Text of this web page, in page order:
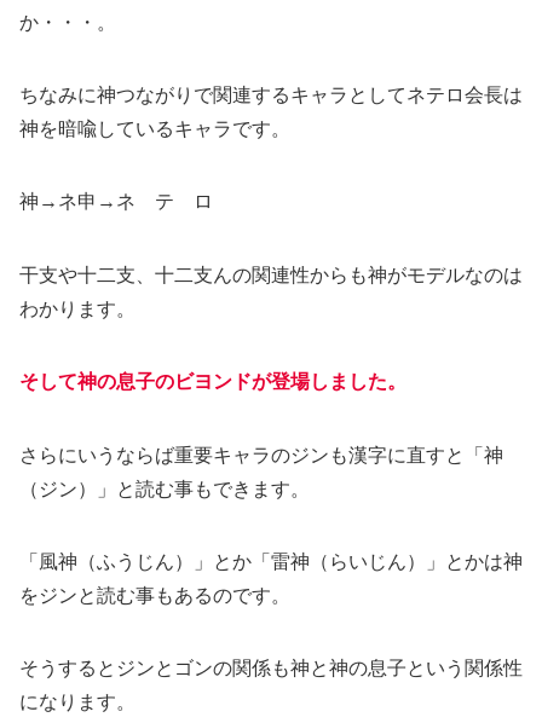
か・・・。
ちなみに神つながりで関連するキャラとしてネテロ会長は
神を暗喩しているキャラです。
神→ネ申→ネ テ ロ
干支や十二支、十二支んの関連性からも神がモデルなのは
わかります。
そして神の息子のビヨンドが登場しました。
さらにいうならば重要キャラのジンも漢字に直すと「神
（ジン）」と読む事もできます。
「風神（ふうじん）」とか「雷神（らいじん）」とかは神
をジンと読む事もあるのです。
そうするとジンとゴンの関係も神と神の息子という関係性
になります。